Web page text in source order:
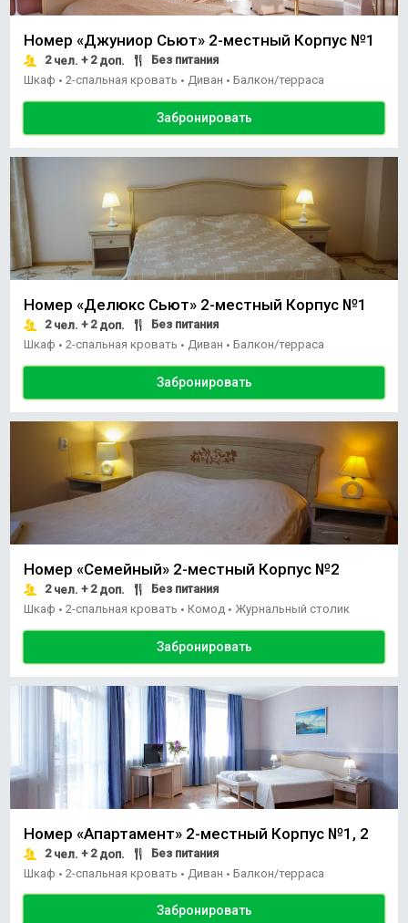
Номер «Джуниор Сьют» 2-местный Корпус №1
2чел. + 2доп.
Без питания
Шкаф • 2-спальная кровать • Диван • Балкон/терраса
Забронировать
Номер «Делюкс Сьют» 2-местный Корпус №1
2чел. + 2доп.
Без питания
Шкаф • 2-спальная кровать • Диван • Балкон/терраса
Забронировать
Номер «Семейный» 2-местный Корпус №2
2чел. + 2доп.
Без питания
Шкаф • 2-спальная кровать • Комод • Журнальный столик
Забронировать
Номер «Апартамент» 2-местный Корпус №1, 2
2чел. + 2доп.
Без питания
Шкаф • 2-спальная кровать • Диван • Балкон/терраса
Забронировать